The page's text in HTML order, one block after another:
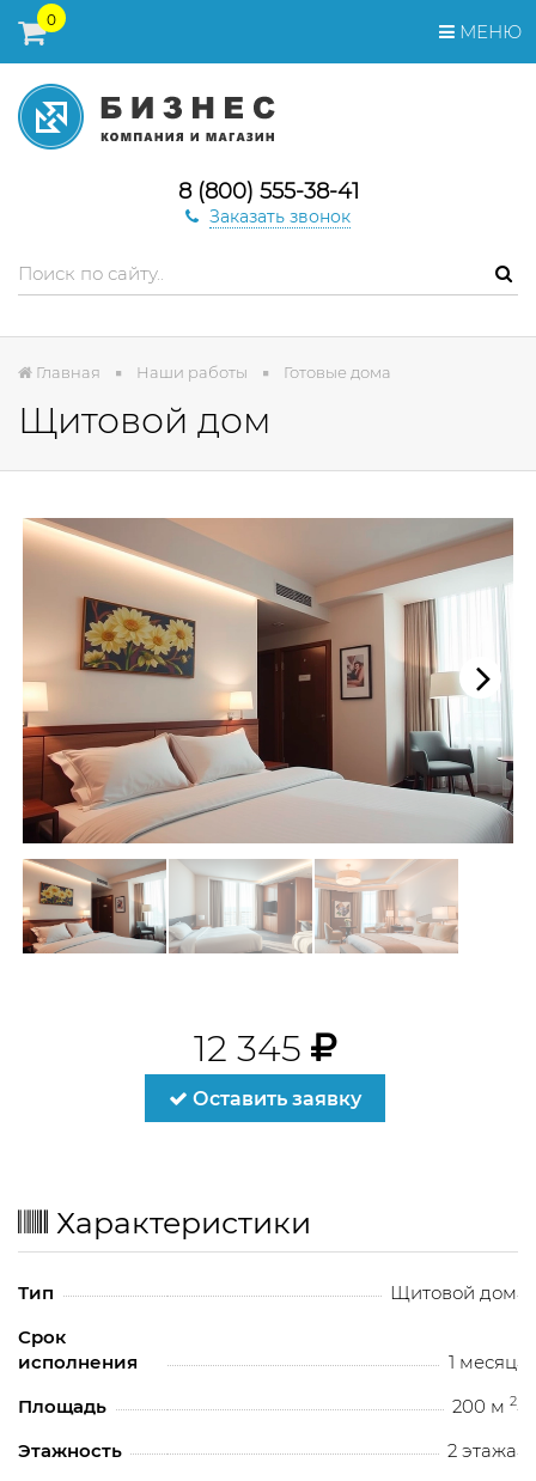
МЕНЮ
0
8 (800) 555-38-41
Заказать звонок
Главная Наши работы Готовые дома
Щитовой дом
12 345
Оставить заявку
Характеристики
Тип
Щитовой дом
Срок
исполнения
1 месяц
Площадь
200 м 2
Этажность 2 этажа